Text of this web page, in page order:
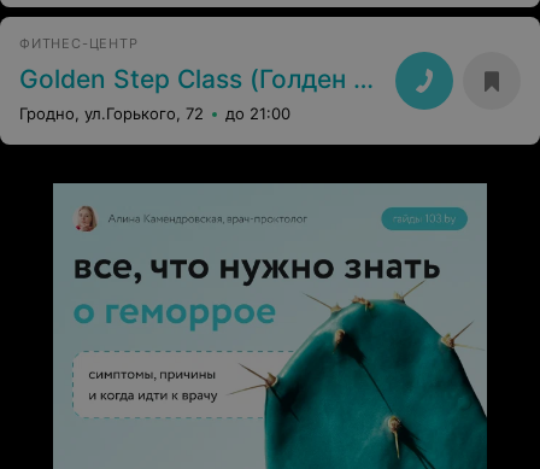
ФИТНЕС-ЦЕНТР
Golden Step Class (Голден Степ Класс)
Гродно, ул.Горького, 72 до 21:00